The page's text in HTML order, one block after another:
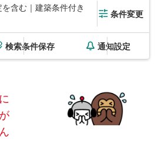
含む｜建築条件付き
条件変更
検索条件保存 通知設定